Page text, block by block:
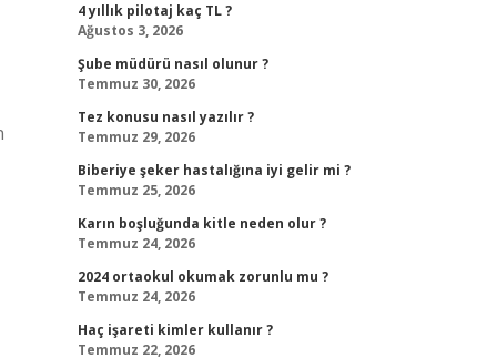
4 yıllık pilotaj kaç TL ?
Ağustos 3, 2026
Şube müdürü nasıl olunur ?
Temmuz 30, 2026
Tez konusu nasıl yazılır ?
Temmuz 29, 2026
Biberiye şeker hastalığına iyi gelir mi ?
Temmuz 25, 2026
Karın boşluğunda kitle neden olur ?
Temmuz 24, 2026
2024 ortaokul okumak zorunlu mu ?
Temmuz 24, 2026
Haç işareti kimler kullanır ?
Temmuz 22, 2026